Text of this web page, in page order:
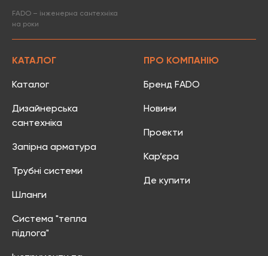
FADO – інженерна сантехніка
на роки
КАТАЛОГ
Каталог
Дизайнерська
сантехніка
Запірна арматура
Трубні системи
Шланги
Система "тепла
підлога"
ПРО КОМПАНІЮ
Бренд FADO
Новини
Проекти
Кар’єра
Де купити